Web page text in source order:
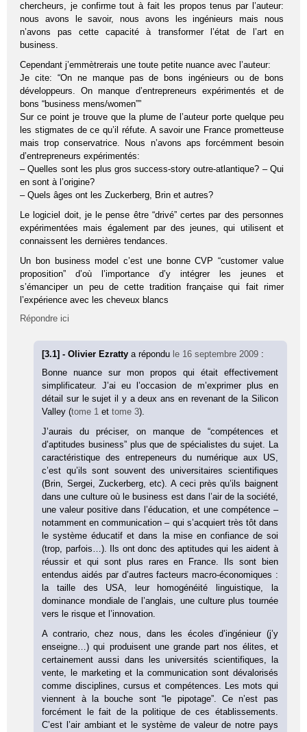
chercheurs, je confirme tout à fait les propos tenus par l’auteur:
nous avons le savoir, nous avons les ingénieurs mais nous
n’avons pas cette capacité à transformer l’état de l’art en
business.
Cependant j’emmètrerais une toute petite nuance avec l’auteur:
Je cite: “On ne manque pas de bons ingénieurs ou de bons
développeurs. On manque d’entrepreneurs expérimentés et de
bons “business mens/women””
Sur ce point je trouve que la plume de l’auteur porte quelque peu
les stigmates de ce qu’il réfute. A savoir une France prometteuse
mais trop conservatrice. Nous n’avons aps forcémment besoin
d’entrepreneurs expérimentés:
– Quelles sont les plus gros success-story outre-atlantique? – Qui
en sont à l’origine?
– Quels âges ont les Zuckerberg, Brin et autres?
Le logiciel doit, je le pense être “drivé” certes par des personnes
expérimentées mais également par des jeunes, qui utilisent et
connaissent les dernières tendances.
Un bon business model c’est une bonne CVP “customer value
proposition” d’où l’importance d’y intégrer les jeunes et
s’émanciper un peu de cette tradition française qui fait rimer
l’expérience avec les cheveux blancs
Répondre ici
[3.1] - Olivier Ezrattya répondu le 16 septembre 2009 :
Bonne nuance sur mon propos qui était effectivement
simplificateur. J’ai eu l’occasion de m’exprimer plus en
détail sur le sujet il y a deux ans en revenant de la Silicon
Valley (tome 1 ettome 3).
J’aurais du préciser, on manque de “compétences et
d’aptitudes business” plus que de spécialistes du sujet. La
caractéristique des entrepeneurs du numérique aux US,
c’est qu’ils sont souvent des universitaires scientifiques
(Brin, Sergei, Zuckerberg, etc). A ceci près qu’ils baignent
dans une culture où le business est dans l’air de la société,
une valeur positive dans l’éducation, et une compétence –
notamment en communication – qui s’acquiert très tôt dans
le système éducatif et dans la mise en confiance de soi
(trop, parfois…). Ils ont donc des aptitudes qui les aident à
réussir et qui sont plus rares en France. Ils sont bien
entendus aidés par d’autres facteurs macro-économiques :
la taille des USA, leur homogénéité linguistique, la
dominance mondiale de l’anglais, une culture plus tournée
vers le risque et l’innovation.
A contrario, chez nous, dans les écoles d’ingénieur (j’y
enseigne…) qui produisent une grande part nos élites, et
certainement aussi dans les universités scientifiques, la
vente, le marketing et la communication sont dévalorisés
comme disciplines, cursus et compétences. Les mots qui
viennent à la bouche sont “le pipotage”. Ce n’est pas
forcément le fait de la politique de ces établissements.
C’est l’air ambiant et le système de valeur de notre pays